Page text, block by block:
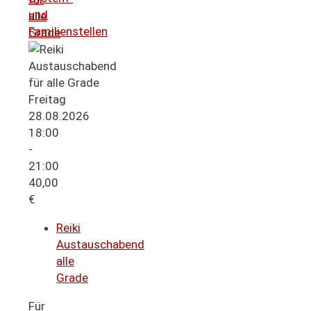
und
Familienstellen
alle
Grade
Freitag
28.08.2026
18:00
-
21:00
40,00
€
Reiki
Austauschabend
alle
Grade
Für